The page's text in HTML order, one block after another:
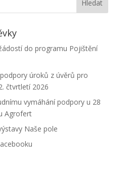
do programu Pojištění
úroků z úvěrů pro
čtvrtletí 2026
vymáhání podpory u 28
Agrofert
Naše pole